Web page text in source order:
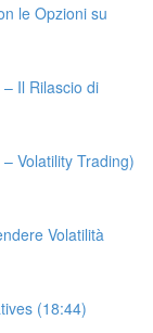
le Opzioni su
Il Rilascio di
Volatility Trading)
Volatilità
(18:44)